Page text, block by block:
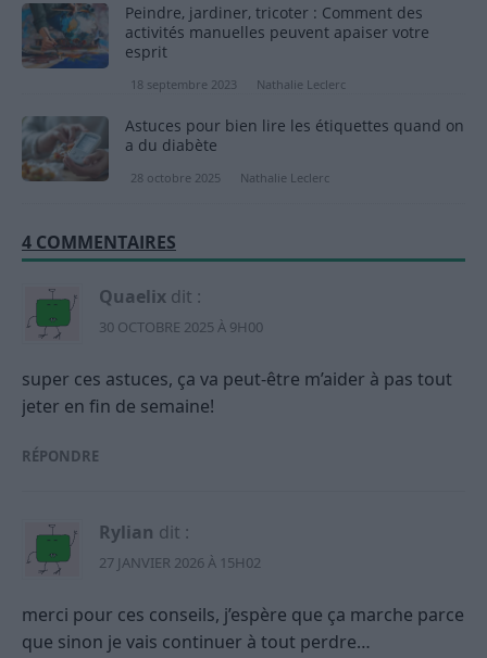
Peindre, jardiner, tricoter : Comment des
activités manuelles peuvent apaiser votre
esprit
18 septembre 2023 Nathalie Leclerc
Astuces pour bien lire les étiquettes quand on
a du diabète
28 octobre 2025 Nathalie Leclerc
4 COMMENTAIRES
Quaelix dit :
30 OCTOBRE 2025 À 9H00
super ces astuces, ça va peut-être m’aider à pas tout
jeter en fin de semaine!
RÉPONDRE
Rylian dit :
27 JANVIER 2026 À 15H02
merci pour ces conseils, j’espère que ça marche parce
que sinon je vais continuer à tout perdre…